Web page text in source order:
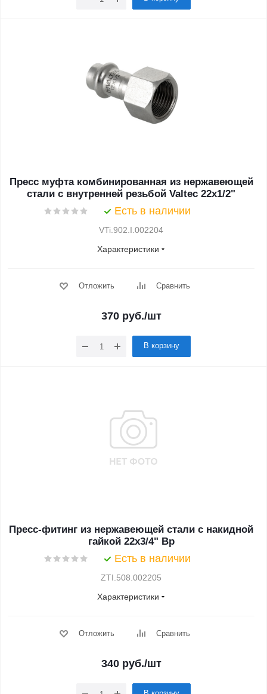
Пресс муфта комбинированная из нержавеющей
стали с внутренней резьбой Valtec 22х1/2"
Есть в наличии
VTi.902.I.002204
Характеристики
Отложить Сравнить
370 руб./шт
В корзину
Пресс-фитинг из нержавеющей стали с накидной
гайкой 22х3/4" Вр
Есть в наличии
ZTI.508.002205
Характеристики
Отложить Сравнить
340 руб./шт